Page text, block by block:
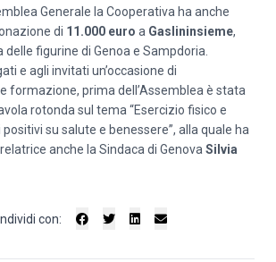
Generale la Cooperativa ha anche
di 11.000 euro a Gaslininsieme,
delle figurine di Genoa e Sampdoria.
e agli invitati un’occasione di
formazione, prima dell’Assemblea è stata
rotonda sul tema “Esercizio fisico e
su salute e benessere”, alla quale ha
anche la Sindaca di Genova Silvia
con: